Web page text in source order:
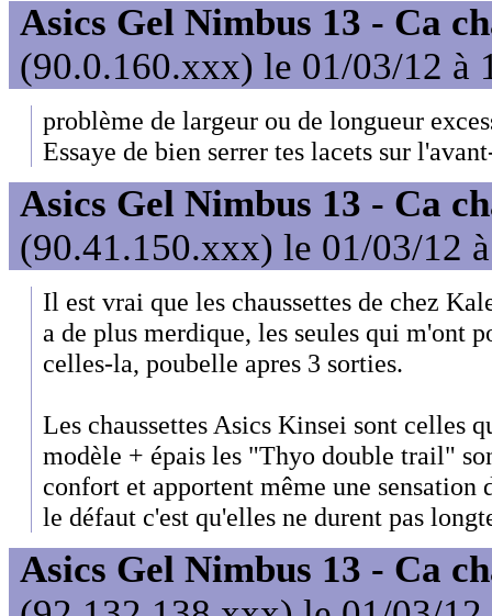
Asics Gel Nimbus 13 - Ca
(90.0.160.xxx) le 01/03/12 à
problème de largeur ou de longueur
Essaye de bien serrer tes lacets sur
Asics Gel Nimbus 13 - Ca
(90.41.150.xxx) le 01/03/12
Il est vrai que les chaussettes de chez
a de plus merdique, les seules qui m'ont
celles-la, poubelle apres 3 sorties.
Les chaussettes Asics Kinsei sont celles
modèle + épais les "Thyo double trail"
confort et apportent même une
le défaut c'est qu'elles ne durent pas
Asics Gel Nimbus 13 - Ca